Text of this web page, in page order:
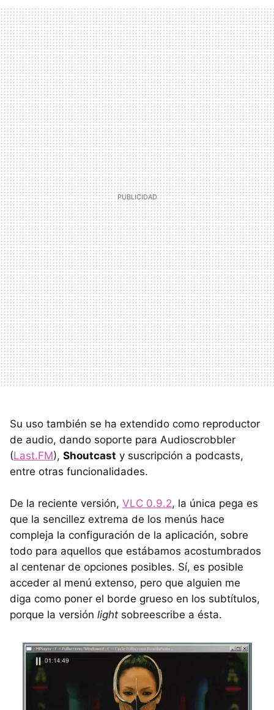
Su uso también se ha extendido como reproductor
de audio, dando soporte para Audioscrobbler
(Last.FM), Shoutcast y suscripción a podcasts,
entre otras funcionalidades.
De la reciente versión, VLC 0.9.2, la única pega es
que la sencillez extrema de los menús hace
compleja la configuración de la aplicación, sobre
todo para aquellos que estábamos acostumbrados
al centenar de opciones posibles. Sí, es posible
acceder al menú extenso, pero que alguien me
diga como poner el borde grueso en los subtítulos,
porque la versión light sobreescribe a ésta.